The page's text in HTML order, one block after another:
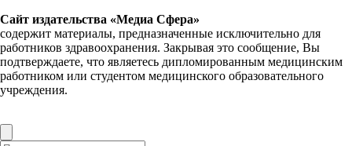
Сайт издательства «Медиа Сфера»
содержит материалы, предназначенные исключительно для
работников здравоохранения. Закрывая это сообщение, Вы
подтверждаете, что являетесь дипломированным медицинским
работником или студентом медицинского образовательного
учреждения.